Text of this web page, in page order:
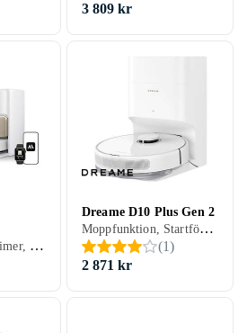
3 809 kr
Moppfunktion, Timer, Röststyrning, Schemaläggning, Fjärrkontroll, Trappsensor, Automatisk dockning, Virtuella väggar, Anpassad för husdjur, Appstyrning, Stöder kantrengöring, Allergivänlig, Brusreducering / Tyst läge, Automatisk mopptorkning, Dockningsstation, 220 min, Hårda golv, Mattor, Kakel, Linoleum, Laminat, Parkett, Trä, Vinyl, 68 dB, Självtömmande
Dreame D10 Plus Gen 2
Moppfunktion, Startfördröjning, Timer, Röststyrning, Schemaläggning, Fjärrkontroll, Trappsensor, Automatisk dockning, Virtuella väggar, Anpassad för husdjur, Appstyrning, Stöder kantrengöring, Brusreducering / Tyst läge, Automatisk mopptorkning, Dockningsstation, 285 min, Hårda golv, Mattor, Kakel, Linoleum, Laminat, Parkett, Trä, Vinyl, 76 dB, Självtömmande
(1)
2 871 kr